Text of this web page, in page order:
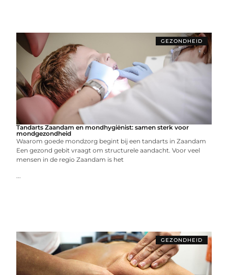
GEZONDHEID
Tandarts Zaandam en mondhygiënist: samen sterk voor
mondgezondheid
Waarom goede mondzorg begint bij een tandarts in Zaandam
Een gezond gebit vraagt om structurele aandacht. Voor veel
mensen in de regio Zaandam is het
...
GEZONDHEID